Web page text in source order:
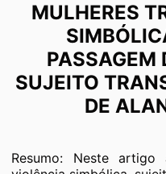
MULHERES
PASSAGEM
SUJEITO
DE
Resumo: Neste artigo